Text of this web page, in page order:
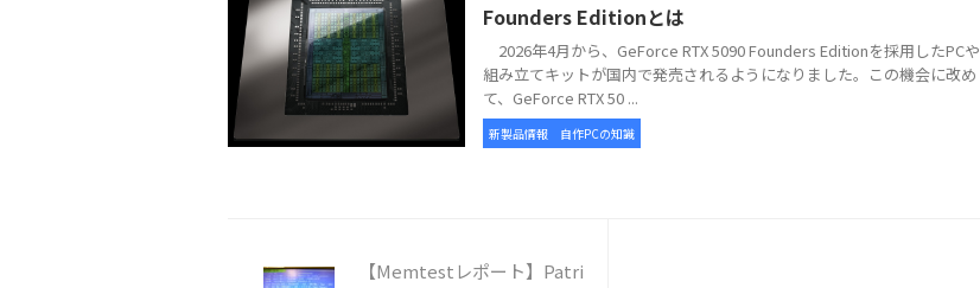
Founders Editionとは
2026年4月から、GeForce RTX 5090 Founders Editionを採用したPCや
組み立てキットが国内で発売されるようになりました。この機会に改め
て、GeForce RTX 50 ...
新製品情報 自作PCの知識
【Memtestレポート】Patri